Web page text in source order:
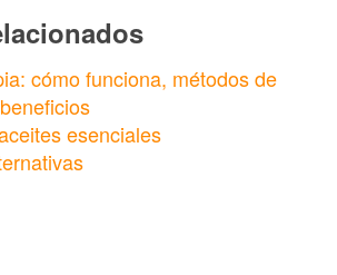
cómo funciona, métodos de
esenciales